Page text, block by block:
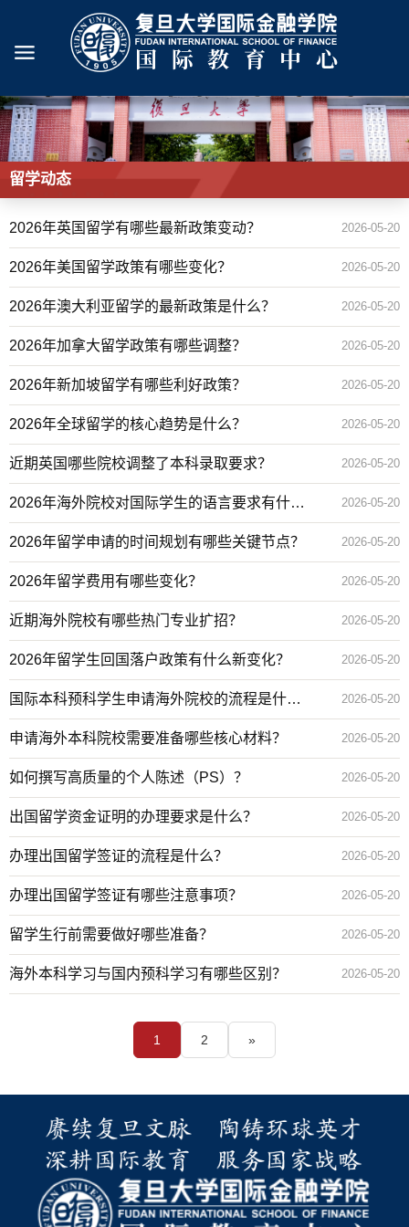
留学动态
2026年英国留学有哪些最新政策变动？ 2026-05-20
2026年美国留学政策有哪些变化？ 2026-05-20
2026年澳大利亚留学的最新政策是什么？ 2026-05-20
2026年加拿大留学政策有哪些调整？ 2026-05-20
2026年新加坡留学有哪些利好政策？ 2026-05-20
2026年全球留学的核心趋势是什么？ 2026-05-20
近期英国哪些院校调整了本科录取要求？ 2026-05-20
2026年海外院校对国际学生的语言要求有什么
变化？
2026-05-20
2026年留学申请的时间规划有哪些关键节点？ 2026-05-20
2026年留学费用有哪些变化？ 2026-05-20
近期海外院校有哪些热门专业扩招？ 2026-05-20
2026年留学生回国落户政策有什么新变化？ 2026-05-20
国际本科预科学生申请海外院校的流程是什
么？
2026-05-20
申请海外本科院校需要准备哪些核心材料？ 2026-05-20
如何撰写高质量的个人陈述（PS）？ 2026-05-20
出国留学资金证明的办理要求是什么？ 2026-05-20
办理出国留学签证的流程是什么？ 2026-05-20
办理出国留学签证有哪些注意事项？ 2026-05-20
留学生行前需要做好哪些准备？ 2026-05-20
海外本科学习与国内预科学习有哪些区别？ 2026-05-20
1 2 »